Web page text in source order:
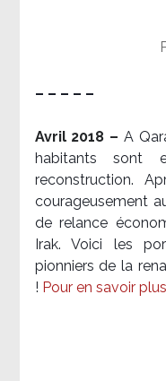
– – – – –
Avril 2018 –A
habitants sont
reconstruction.
courageusement
de relance
Irak. Voici les
pionniers de la
! Pour en savoir